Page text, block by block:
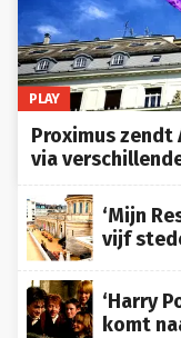
PLAY
Proximus
via
‘Mijn
vijf
‘Harry
komt